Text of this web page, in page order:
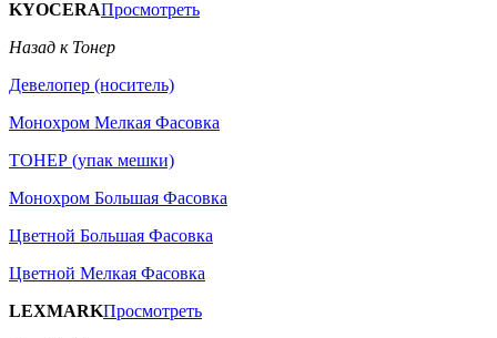
KYOCERAПросмотреть
Назад к Тонер
Девелопер (носитель)
Монохром Мелкая Фасовка
ТОНЕР (упак мешки)
Монохром Большая Фасовка
Цветной Большая Фасовка
Цветной Мелкая Фасовка
LEXMARKПросмотреть